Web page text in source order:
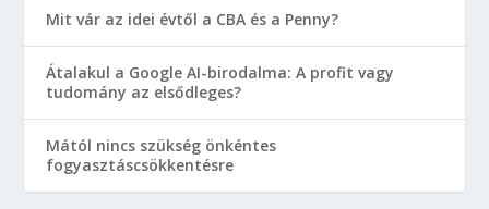
Mit vár az idei évtől a CBA és a Penny?
Átalakul a Google AI-birodalma: A profit vagy
tudomány az elsődleges?
Mától nincs szükség önkéntes
fogyasztáscsökkentésre